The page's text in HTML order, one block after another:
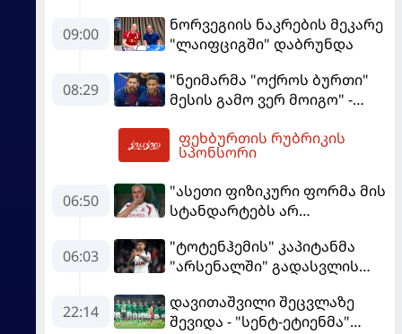
09:00
ნორვეგიის ნაკრების მეკარე
"ლაიფციგში" დაბრუნდა
08:29
"ნეიმარმა "ოქროს ბურთი"
მესის გამო ვერ მოიგო" -
აგენტი
ფეხბურთის რუბრიკის
სპონსორი
06:50
"ასეთი ფიზიკური ფორმა მის
სტანდარტებს არ
"რეალის" ახალწვეული
გააკრიტიკა
06:03
"ტოტენჰემის" კაპიტანმა
"არსენალში" გადასვლის
22:14
დავითაშვილი შეცვლაზე
შევიდა - "სენტ-ეტიენმა"